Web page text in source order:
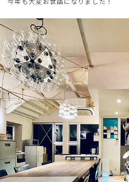
今年も大変お世話になりました！